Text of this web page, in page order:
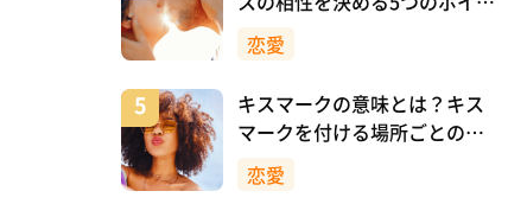
ト
恋愛
キスマークの意味とは？キス
マークを付ける場所ごとの意
味を詳しく解説
恋愛